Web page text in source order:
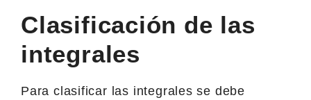
Clasificación de las
integrales
Para clasificar las integrales se debe